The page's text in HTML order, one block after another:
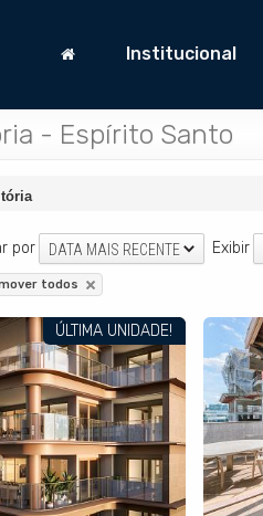
Institucional
- Espírito Santo
Exibir
por DATA MAIS RECENTE
todos
ÚLTIMA UNIDADE!